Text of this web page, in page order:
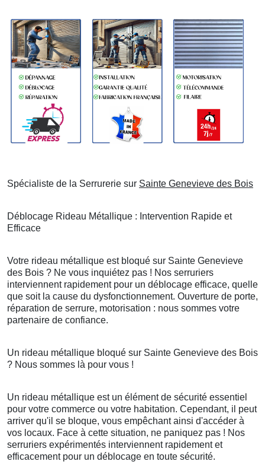
Spécialiste de la Serrurerie sur Sainte Genevieve des Bois
Déblocage Rideau Métallique : Intervention Rapide et
Efficace
Votre rideau métallique est bloqué sur Sainte Genevieve
des Bois ? Ne vous inquiétez pas ! Nos serruriers
interviennent rapidement pour un déblocage efficace, quelle
que soit la cause du dysfonctionnement. Ouverture de porte,
réparation de serrure, motorisation : nous sommes votre
partenaire de confiance.
Un rideau métallique bloqué sur Sainte Genevieve des Bois
? Nous sommes là pour vous !
Un rideau métallique est un élément de sécurité essentiel
pour votre commerce ou votre habitation. Cependant, il peut
arriver qu'il se bloque, vous empêchant ainsi d'accéder à
vos locaux. Face à cette situation, ne paniquez pas ! Nos
serruriers expérimentés interviennent rapidement et
efficacement pour un déblocage en toute sécurité.